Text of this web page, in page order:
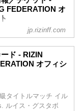
FEDERATION オ
| イルホム・ノジモフ
ボ
）12:00開場／14:00開
jp.rizinff.com
ド - RIZIN
オフィシ
タイトルマッチ イル
ルイス・グスタボ